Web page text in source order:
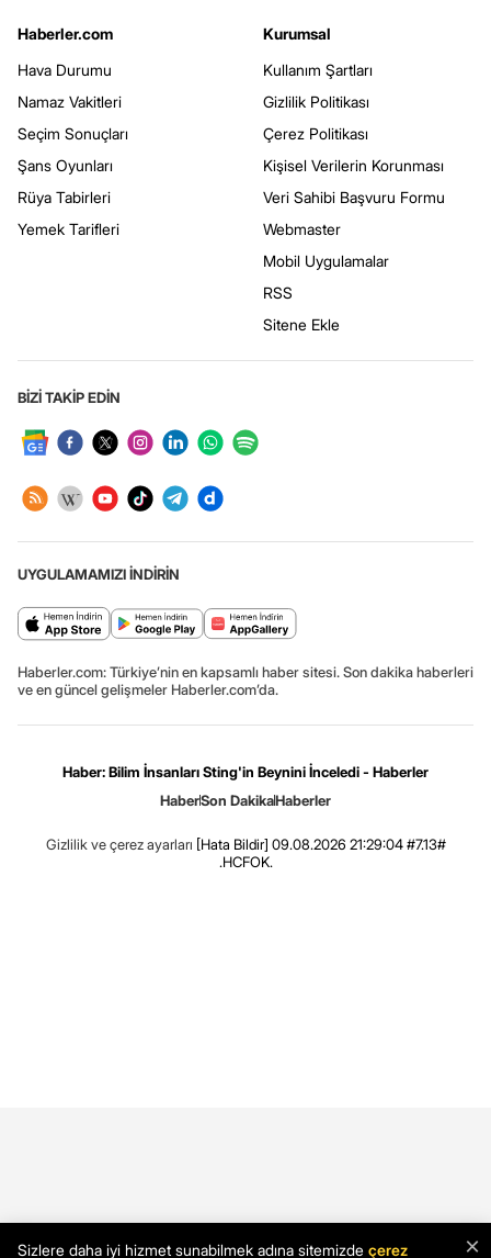
Haberler.com
Hava Durumu
Namaz Vakitleri
Seçim Sonuçları
Şans Oyunları
Rüya Tabirleri
Yemek Tarifleri
Kurumsal
Kullanım Şartları
Gizlilik Politikası
Çerez Politikası
Kişisel Verilerin Korunması
Veri Sahibi Başvuru Formu
Webmaster
Mobil Uygulamalar
RSS
Sitene Ekle
BİZİ TAKİP EDİN
UYGULAMAMIZI İNDİRİN
Haberler.com: Türkiye’nin en kapsamlı haber sitesi. Son dakika haberleri
ve en güncel gelişmeler Haberler.com’da.
Haber: Bilim İnsanları Sting'in Beynini İnceledi - Haberler
HaberSon DakikaHaberler
Gizlilik ve çerez ayarları [Hata Bildir] 09.08.2026 21:29:04 #7.13#
.HCFOK.
×
Sizlere daha iyi hizmet sunabilmek adına sitemizde çerez